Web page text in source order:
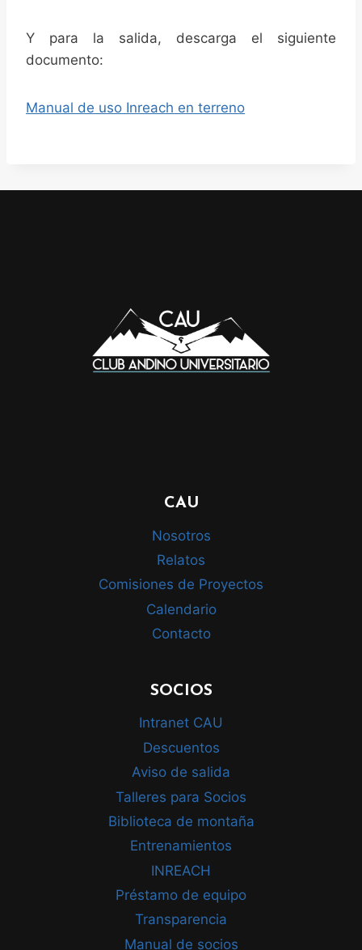
Y para la salida, descarga el siguiente
documento:
Manual de uso Inreach en terreno
CAU
Nosotros
Relatos
Comisiones de Proyectos
Calendario
Contacto
SOCIOS
Intranet CAU
Descuentos
Aviso de salida
Talleres para Socios
Biblioteca de montaña
Entrenamientos
INREACH
Préstamo de equipo
Transparencia
Manual de socios